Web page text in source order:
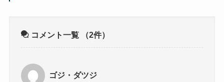
コメント一覧 （2件）
ゴジ・ダツジ